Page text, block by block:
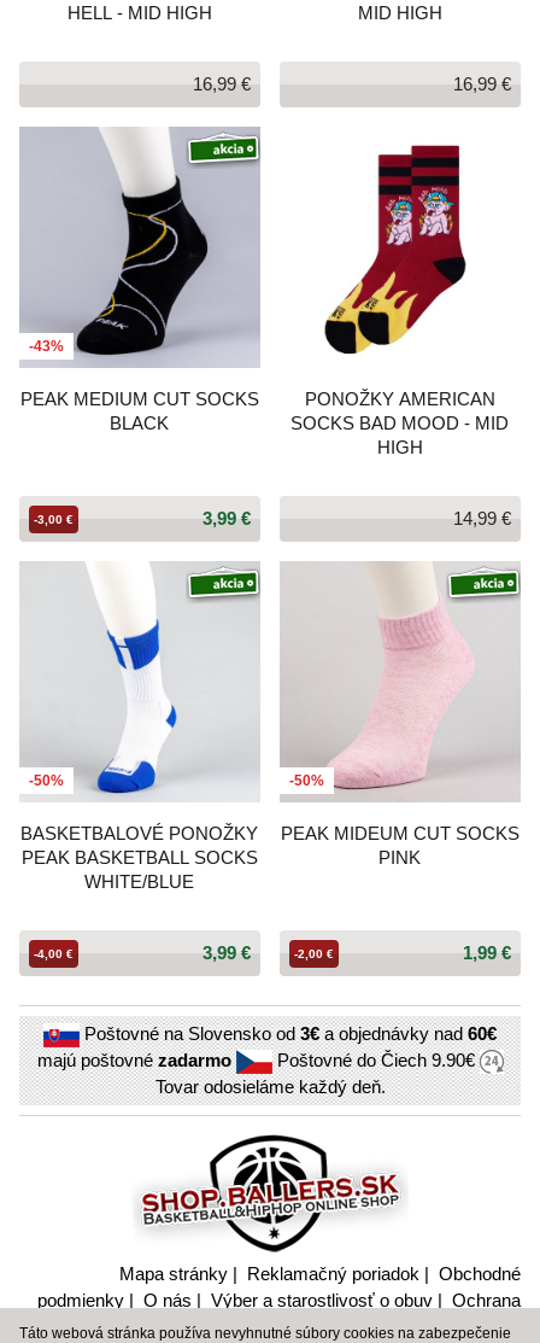
HELL - MID HIGH
16,99 €
MID HIGH
16,99 €
-43%
PEAK MEDIUM CUT SOCKS
BLACK
3,99 €
-3,00 €
PONOŽKY AMERICAN
SOCKS BAD MOOD - MID
HIGH
14,99 €
-50%
BASKETBALOVÉ PONOŽKY
PEAK BASKETBALL SOCKS
WHITE/BLUE
3,99 €
-4,00 €
-50%
PEAK MIDEUM CUT SOCKS
PINK
1,99 €
-2,00 €
Poštovné na Slovensko od3€a objednávky nad60€
majú poštovnézadarmo Poštovné do Čiech9.90€
Tovar odosieláme každý deň.
Mapa stránky | Reklamačný poriadok | Obchodné
podmienky | O nás | Výber a starostlivosť o obuv | Ochrana
súkromia a nakladanie s citlivými údajmi
Táto webová stránka používa nevyhnutné súbory cookies na zabezpečenie